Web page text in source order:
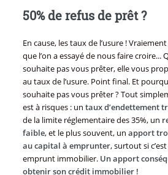
50% de refus de prêt ?
En cause, les taux de l’usure !
que l’on a essayé de nous faire croire...
souhaite pas vous prêter, elle vous
au taux de l’usure. Point final. Et
souhaite pas vous prêter ? Tout
est à risques : un taux d’endettement
de la limite réglementaire des 35%, un
faible, et le plus souvent, un apport
au capital à emprunter, surtout si
emprunt immobilier. Un apport
obtenir son crédit immobilier !